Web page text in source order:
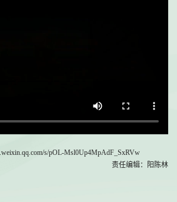
s/pOL-Msl0Up4MpAdF_SxRVw
责任编辑：阳陈林